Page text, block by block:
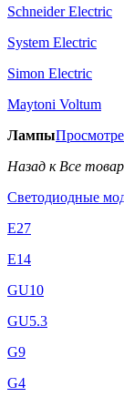
Schneider Electric
System Electric
Simon Electric
Maytoni Voltum
Лампы
Назад к Все
Светодиодные
E27
E14
GU10
GU5.3
G9
G4